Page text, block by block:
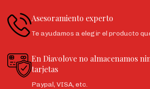
Asesoramiento experto
Te ayudamos a elegir el producto
En Diavolove no almacenamos
tarjetas
Paypal, VISA, etc.